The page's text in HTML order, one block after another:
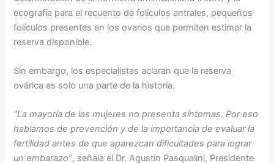
ecografía para el recuento de folículos antrales, pequeños
folículos presentes en los ovarios que permiten estimar la
reserva disponible.
Sin embargo, los especialistas aclaran que la reserva
ovárica es solo una parte de la historia.
“La mayoría de las mujeres no presenta síntomas. Por eso
hablamos de prevención y de la importancia de evaluar la
fertilidad antes de que aparezcan dificultades para lograr
un embarazo”, señala el Dr. Agustín Pasqualini, Presidente